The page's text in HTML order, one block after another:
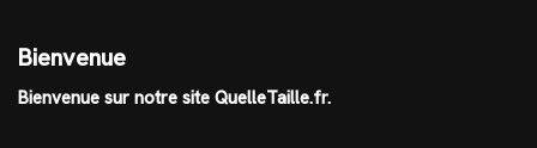
Bienvenue
Bienvenue sur notre site QuelleTaille.fr.